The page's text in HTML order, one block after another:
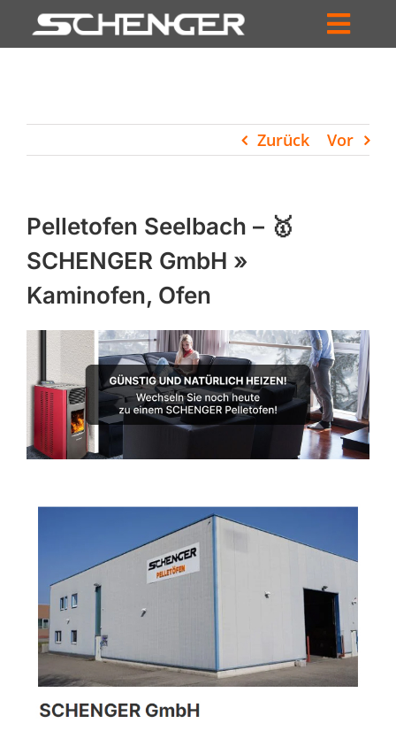
Inhalt
HÄNDLERSUCHE
UNTERNEHMEN
PROFIL
WARENKORB
PRODUCTS
SEARCH
Zurück Vor
Pelletofen Seelbach – 🥇
SCHENGER GmbH »
Kaminofen, Ofen